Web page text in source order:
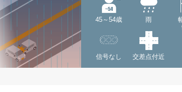
45～54歳 雨
信号なし 交差点付近